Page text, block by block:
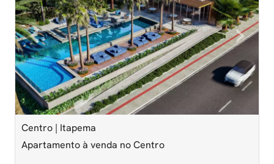
‹Previous ›Next
Centro | Itapema
Apartamento à venda no Centro